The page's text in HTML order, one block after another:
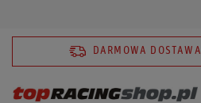
DARMOWA DOSTAWA